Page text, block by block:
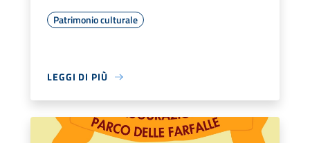
Patrimonio culturale
LEGGI DI PIÙ